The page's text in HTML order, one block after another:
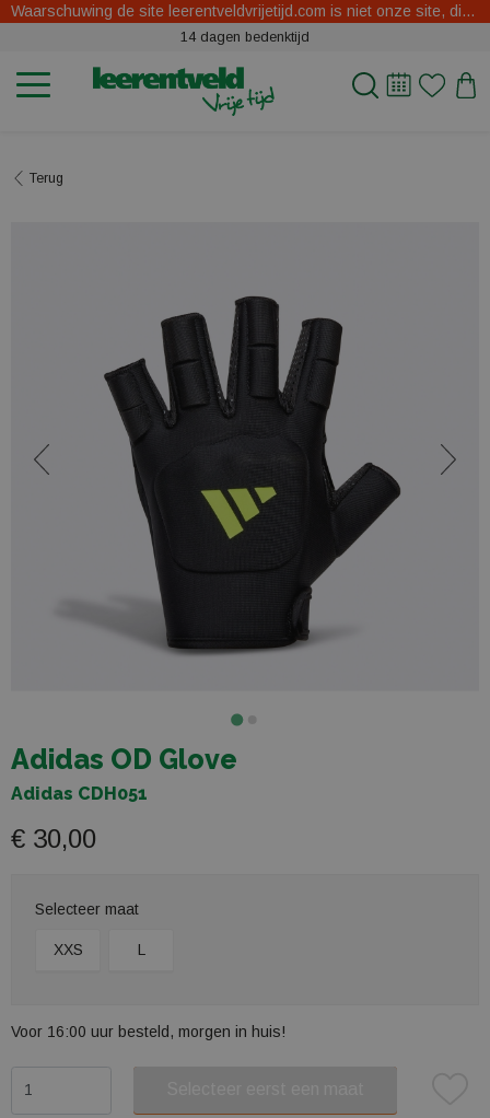
Waarschuwing de site leerentveldvrijetijd.com is niet onze site, dit zijn oplichters.
14 dagen bedenktijd
Terug
Adidas OD Glove
Adidas CDH051
€ 30,00
Selecteer maat
XXS L
Voor 16:00 uur besteld, morgen in huis!